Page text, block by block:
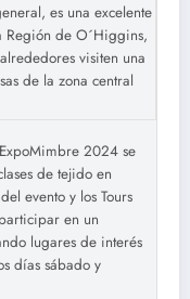
es una excelente
de O´Higgins,
visiten una
de la zona central
2024 se
de tejido en
evento y los Tours
en un
lugares de interés
días sábado y